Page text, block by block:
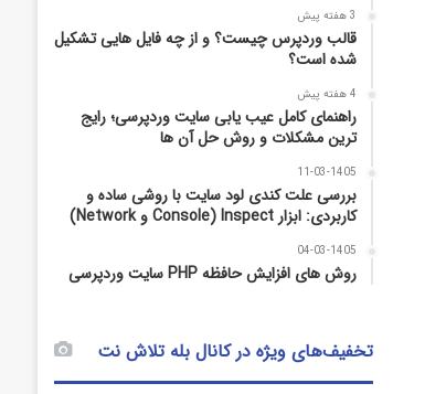
3 هفته پیش
قالب وردپرس چیست؟ و از چه فایل­ هایی تشکیل
شده است؟
4 هفته پیش
راهنمای کامل عیب‌ یابی سایت وردپرسی؛ رایج‌
ترین مشکلات و روش حل آن‌ ها
11-03-1405
بررسی علت کندی لود سایت با روشی ساده و
کاربردی: ابزار Inspect (Console و Network)
04-03-1405
روش‌ های افزایش حافظه PHP سایت وردپرسی
تخفیف‌های ویژه در کانال بله تلاش نت